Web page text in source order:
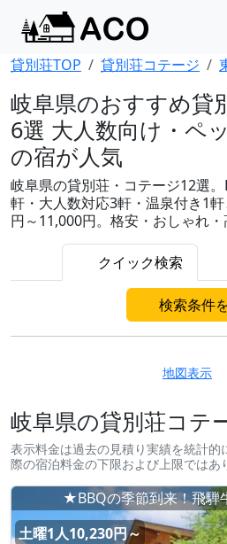
貸別荘TOP 貸別荘コテージ
岐阜県のおすすめ貸
6選 大人数向け・ペ
の宿が人気
岐阜県の貸別荘・コテージ12選
軒・大人数対応3軒・温泉付き1
円～11,000円。格安・おしゃれ・
クイック検索
検索条件
地図表示
岐阜県の貸別荘コテ
表示料金は過去の見積り実績を統計的
際の宿泊料金の下限および上限ではあ
★BBQの季節到来！飛騨
土曜1人10,230円～